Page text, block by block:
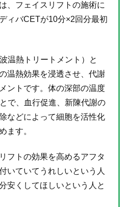
、フェイスリフトの施術に
ィバCETが10分×2回分最初
温熱トリートメント）と
温熱効果を浸透させ、代謝
ントです。体の深部の温度
で、血行促進、新陳代謝の
などによって細胞を活性化
ます。
フトの効果を高めるアフタ
いていてうれしいという人
安くしてほしいという人と